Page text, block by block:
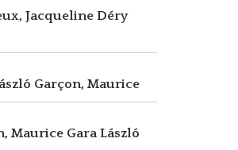
Jacqueline Déry
Garçon, Maurice
Maurice Gara László